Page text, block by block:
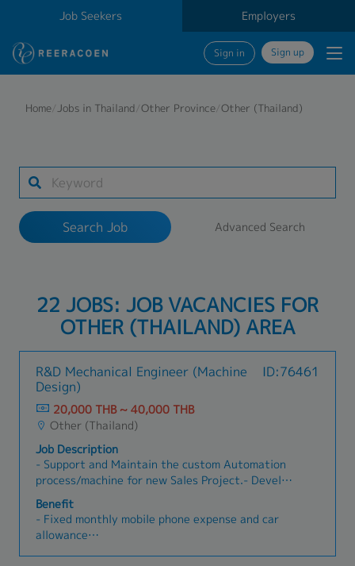
Job Seekers Employers
Sign in Sign up
Industry
1 selected
Home/Jobs in Thailand/Other Province/Other (Thailand)
Search Job Advanced Search
22 JOBS: JOB VACANCIES FOR
OTHER (THAILAND) AREA
R&D Mechanical Engineer (Machine
Design)
ID:76461
20,000 THB ~ 40,000 THB
Other (Thailand)
Job Description
- Support and Maintain the custom Automation
process/machine for new Sales Project.- Develop
the automation to support manufacturing,
assembly and also automated testing.- Lead the
automation project to improve productivity &
efficiency in manufacturing and testing
process.- Standardize for the design, involved in
Benefit
- Fixed monthly mobile phone expense and car
allowance